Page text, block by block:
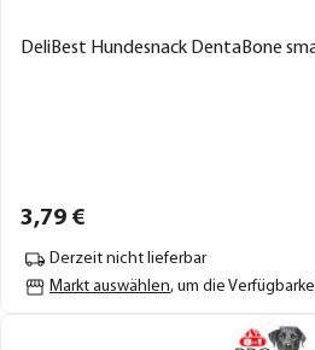
DeliBest Hundesnack DentaBone
3,79 €
Derzeit nicht lieferbar
Markt auswählen, um die